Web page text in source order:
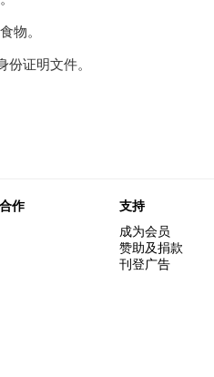
物。
证明文件。
作
支持
成为会员
赞助及捐款
刊登广告